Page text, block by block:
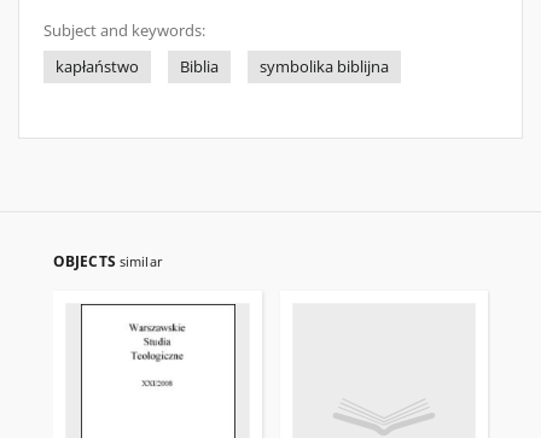
Subject and keywords:
kapłaństwo
Biblia symbolika biblijna
OBJECTS similar